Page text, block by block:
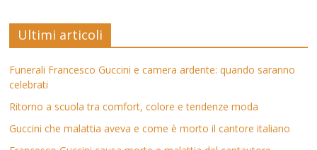
Ultimi articoli
Funerali Francesco Guccini e camera ardente: quando saranno
celebrati
Ritorno a scuola tra comfort, colore e tendenze moda
Guccini che malattia aveva e come è morto il cantore italiano